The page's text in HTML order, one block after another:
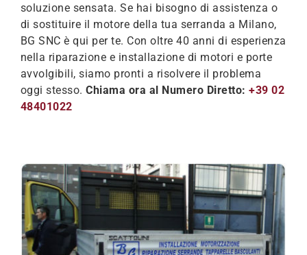
soluzione sensata. Se hai bisogno di assistenza o
di sostituire il motore della tua serranda a Milano,
BG SNC è qui per te. Con oltre 40 anni di esperienza
nella riparazione e installazione di motori e porte
avvolgibili, siamo pronti a risolvere il problema
oggi stesso.Chiama ora al Numero Diretto:+39 02
48401022